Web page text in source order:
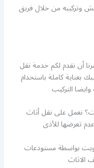
وتركيبه من خلال فريق
أن نقدم لكم خدمة نقل
بعناية كاملة باستخدام
التركيب
نعمل على نقل أثاث
تعرضها للأذى
بواسطة مستودعات
الاثاث